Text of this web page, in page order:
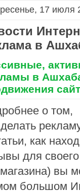
17 июля
в
в
о том,
делать
как
для
вы
большом